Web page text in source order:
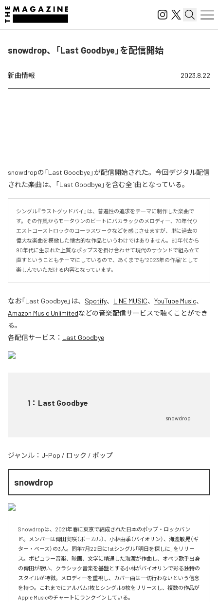
snowdrop、「Last Goodbye」を配信開始
新曲情報 2023.8.22
snowdropの「Last Goodbye」が配信開始された。今回デジタル配信
された楽曲は、「Last Goodbye」を含む全1曲となっている。
シングル『ラストグッドバイ』は、普遍性の追求をテーマに制作した楽曲で
す。その作風からモータウンのビートにバカラックのメロディー、70年代ウ
エストコーストロックのコーラスワークなどを感じさせますが、単に過去の
偉大な楽曲を模倣した懐古的な作品というわけではありません。60年代から
90年代に生まれた上質なポップスを掛け合わせて現代のサウンドで組み立て
直すということもテーマにしているので、あくまでも“2023年の作品”として
楽しんでいただける内容となっています。
なお「Last Goodbye」は、 Spotify、 LINE MUSIC、 YouTube Music、
Amazon Music Unlimitedなどの音楽配信サービスで聴くことができ
る。
各配信サービス： Last Goodbye
1 ： Last Goodbye
snowdrop
ジャンル： J-Pop / ロック / ポップ
snowdrop
Snowdropは、2021年春に東京で結成された日本のポップ・ロックバン
ド。メンバーは傳田実咲（ボーカル）、小林由季（バイオリン）、海渡敏晃（ギ
ター・ベース）の3人。同年7月22日に1stシングル「明日を探しに」をリリー
ス。ポピュラー音楽、映画、文学に精通した海渡が作曲し、オペラ歌手出身
の傳田が歌い、クラシック音楽を基盤とする小林がバイオリンで彩る独特の
スタイルが特徴。メロディーを重視し、カバー曲は一切行わないという信念
を持つ。これまでにアルバム1枚とシングル9枚をリリースし、複数の作品が
Apple Musicのチャートにランクインしている。